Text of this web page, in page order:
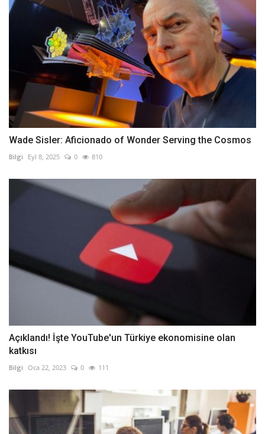
Wade Sisler: Aficionado of Wonder Serving the Cosmos
Bilgi Eyl 8, 2025 0 810
Açıklandı! İşte YouTube'un Türkiye ekonomisine olan
katkısı
Bilgi Oca 22, 2023 0 111